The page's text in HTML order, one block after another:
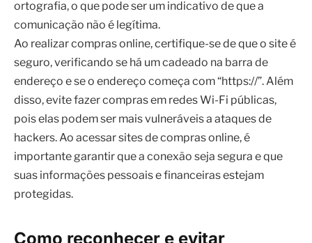
ortografia, o que pode ser um indicativo de que a
comunicação não é legítima.
Ao realizar compras online, certifique-se de que o site é
seguro, verificando se há um cadeado na barra de
endereço e se o endereço começa com “https://”. Além
disso, evite fazer compras em redes Wi-Fi públicas,
pois elas podem ser mais vulneráveis a ataques de
hackers. Ao acessar sites de compras online, é
importante garantir que a conexão seja segura e que
suas informações pessoais e financeiras estejam
protegidas.
Como reconhecer e evitar